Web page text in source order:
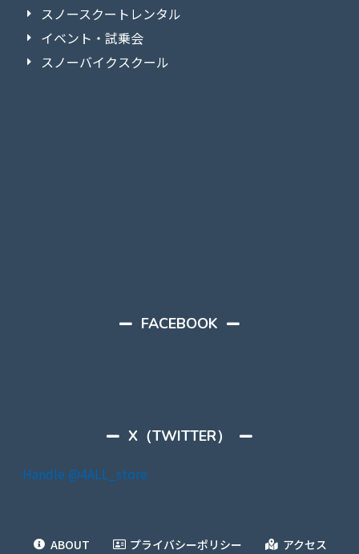
スノースクートレンタル
イベント・試乗会
スノーバイクスクール
FACEBOOK
X（TWITTER）
Handle @4ALL_store
ABOUT プライバシーポリシー アクセス